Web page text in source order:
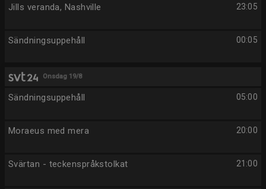
23:05
Jills veranda, Nashville
00:05
Sändningsuppehåll
Onsdag 19/8
05:00
Sändningsuppehåll
20:00
Moraeus med mera
21:00
Svärtan - teckenspråkstolkat